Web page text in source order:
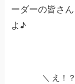
ーダーの皆さ
よ♪
＼ え！